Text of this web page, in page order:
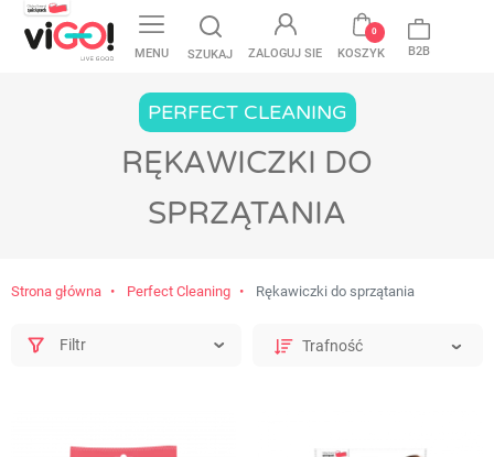
MENU SZUKAJ ZALOGUJ SIE KOSZYK
0
B2B
PERFECT CLEANING
RĘKAWICZKI DO
SPRZĄTANIA
Strona główna Perfect Cleaning Rękawiczki do sprzątania
Filtr